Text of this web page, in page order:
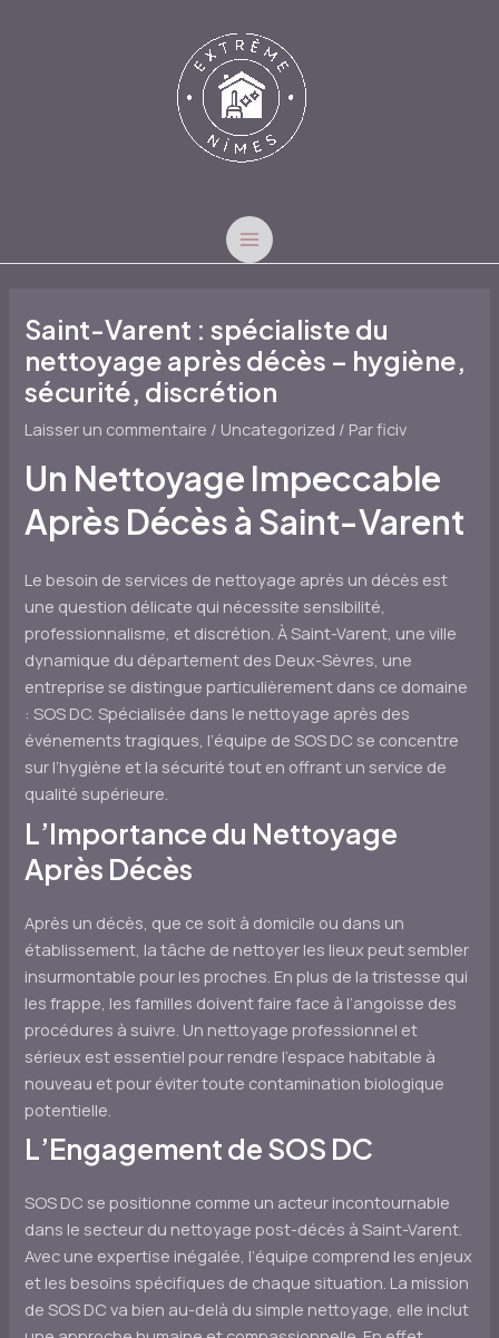
MAIN
Saint-Varent : spécialiste du
nettoyage après décès – hygiène,
sécurité, discrétion
Laisser un commentaire / Uncategorized / Parficiv
Un Nettoyage Impeccable
Après Décès à Saint-Varent
Le besoin de services de nettoyage après un décès est
une question délicate qui nécessite sensibilité,
professionnalisme, et discrétion. À Saint-Varent, une ville
dynamique du département des Deux-Sèvres, une
entreprise se distingue particulièrement dans ce domaine
: SOS DC. Spécialisée dans le nettoyage après des
événements tragiques, l’équipe de SOS DC se concentre
sur l’hygiène et la sécurité tout en offrant un service de
qualité supérieure.
L’Importance du Nettoyage
Après Décès
Après un décès, que ce soit à domicile ou dans un
établissement, la tâche de nettoyer les lieux peut sembler
insurmontable pour les proches. En plus de la tristesse qui
les frappe, les familles doivent faire face à l’angoisse des
procédures à suivre. Un nettoyage professionnel et
sérieux est essentiel pour rendre l’espace habitable à
nouveau et pour éviter toute contamination biologique
potentielle.
L’Engagement de SOS DC
SOS DC se positionne comme un acteur incontournable
dans le secteur du nettoyage post-décès à Saint-Varent.
Avec une expertise inégalée, l’équipe comprend les enjeux
et les besoins spécifiques de chaque situation. La mission
de SOS DC va bien au-delà du simple nettoyage, elle inclut